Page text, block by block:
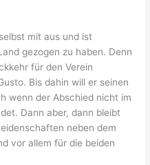
mit aus und ist
gezogen zu haben. Denn
für den Verein
Bis dahin will er seinen
wenn der Abschied nicht im
Dann aber, dann bleibt
neben dem
vor allem für die beiden